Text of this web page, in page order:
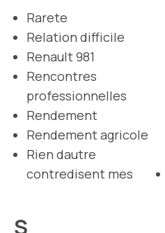
Rarete
Relation difficile
Renault 981
Rencontres
professionnelles
Rendement
Rendement agricole
Rien dautre
contredisent mes
S